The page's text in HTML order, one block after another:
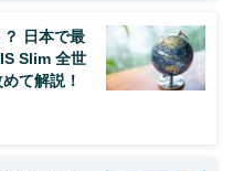
？ 日本で最
Slim 全世
て解説！